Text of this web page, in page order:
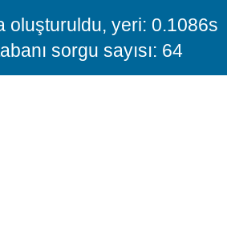
oluşturuldu, yeri: 0.1086s
sorgu sayısı: 64